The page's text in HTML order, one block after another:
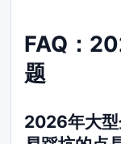
FAQ：
题
2026年大型